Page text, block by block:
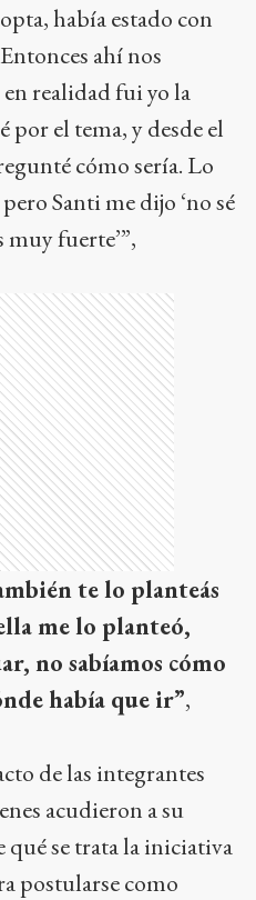
había estado con
ahí nos
realidad fui yo la
por el tema, y desde el
cómo sería. Lo
Santi me dijo ‘no sé
muy fuerte’”,
te lo planteás
me lo planteó,
no sabíamos cómo
había que ir”,
de las integrantes
acudieron a su
se trata la iniciativa
postularse como